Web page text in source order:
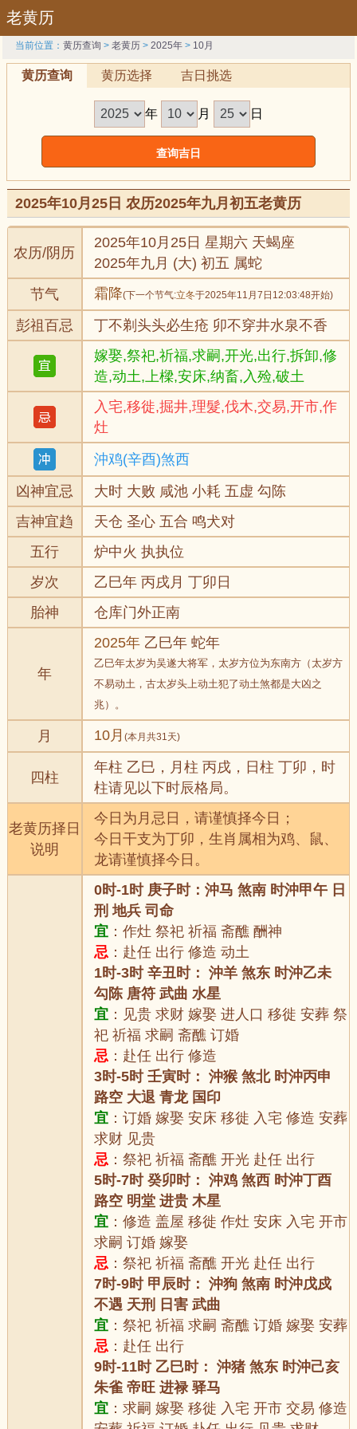
老黄历
当前位置：黄历查询 >老黄历 >2025年 > 10月
黄历查询 黄历选择 吉日挑选
年 月 日
2025年10月25日 农历2025年九月初五老黄历
农历/阴历
2025年10月25日 星期六 天蝎座
2025年九月 (大) 初五 属蛇
节气
霜降(下一个节气:立冬于2025年11月7日12:03:48开始)
彭祖百忌
丁不剃头头必生疮 卯不穿井水泉不香
嫁娶,祭祀,祈福,求嗣,开光,出行,拆卸,修
造,动土,上樑,安床,纳畜,入殓,破土
入宅,移徙,掘井,理髮,伐木,交易,开市,作
灶
沖鸡(辛酉)煞西
凶神宜忌
大时 大败 咸池 小耗 五虚 勾陈
吉神宜趋
天仓 圣心 五合 鸣犬对
五行
炉中火 执执位
岁次
乙巳年 丙戌月 丁卯日
胎神
仓库门外正南
年
2025年 乙巳年 蛇年
乙巳年太岁为吴遂大将军，太岁方位为东南方（太岁方
不易动土，古太岁头上动土犯了动土煞都是大凶之
兆）。
月 10月(本月共31天)
四柱
年柱 乙巳，月柱 丙戌，日柱 丁卯，时
柱请见以下时辰格局。
老黄历择日
说明
今日为月忌日，请谨慎择今日；
今日干支为丁卯，生肖属相为鸡、鼠、
龙请谨慎择今日。
0时-1时 庚子时：沖马 煞南 时沖甲午 日
刑 地兵 司命
宜 ：作灶 祭祀 祈福 斋醮 酬神
忌 ：赴任 出行 修造 动土
1时-3时 辛丑时： 沖羊 煞东 时沖乙未
勾陈 唐符 武曲 水星
宜 ：见贵 求财 嫁娶 进人口 移徙 安葬 祭
祀 祈福 求嗣 斋醮 订婚
忌 ：赴任 出行 修造
3时-5时 壬寅时： 沖猴 煞北 时沖丙申
路空 大退 青龙 国印
宜 ：订婚 嫁娶 安床 移徙 入宅 修造 安葬
求财 见贵
忌 ：祭祀 祈福 斋醮 开光 赴任 出行
5时-7时 癸卯时： 沖鸡 煞西 时沖丁酉
路空 明堂 进贵 木星
宜 ：修造 盖屋 移徙 作灶 安床 入宅 开市
求嗣 订婚 嫁娶
忌 ：祭祀 祈福 斋醮 开光 赴任 出行
7时-9时 甲辰时： 沖狗 煞南 时沖戊戍
不遇 天刑 日害 武曲
宜 ：祭祀 祈福 求嗣 斋醮 订婚 嫁娶 安葬
忌 ：赴任 出行
9时-11时 乙巳时： 沖猪 煞东 时沖己亥
朱雀 帝旺 进禄 驿马
宜 ：求嗣 嫁娶 移徙 入宅 开市 交易 修造